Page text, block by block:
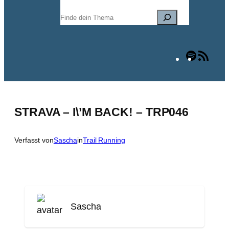
Suchen
Spotify
STRAVA – I\’M BACK! – TRP046
Verfasst vonSaschainTrail Running
Sascha